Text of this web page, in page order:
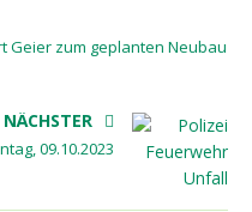
Geier zum geplanten Neubau
NÄCHSTER
09.10.2023